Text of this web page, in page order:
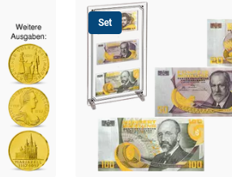
Set